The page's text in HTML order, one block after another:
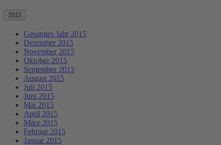
2015
Gesamtes Jahr 2015
Dezember 2015
November 2015
Oktober 2015
September 2015
August 2015
Juli 2015
Juni 2015
Mai 2015
April 2015
März 2015
Februar 2015
Januar 2015